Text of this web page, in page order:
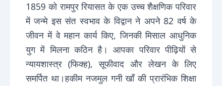
1859 को रामपुर रियासत के एक उच्च शैक्षणिक परिवार
में जन्मे इस संत स्वभाव के विद्वान ने अपने 82 वर्ष के
जीवन में वे महान कार्य किए, जिनकी मिसाल आधुनिक
युग में मिलना कठिन है। आपका परिवार पीढ़ियों से
न्यायशास्त्र (फिक्ह), सूफीवाद और लेखन के लिए
समर्पित था।हकीम नजमुल गनी खाँ की प्रारंभिक शिक्षा